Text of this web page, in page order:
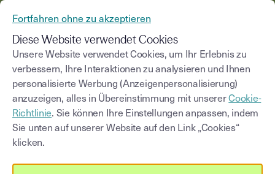
Data Act Addendum
Allgemeine Nutzungs- und
Fortfahren ohne zu akzeptieren
Diese Website verwendet Cookies
Unsere Website verwendet Cookies, um Ihr Erlebnis zu
verbessern, Ihre Interaktionen zu analysieren und Ihnen
personalisierte Werbung (Anzeigenpersonalisierung)
anzuzeigen, alles in Übereinstimmung mit unsererCookie-
Richtlinie. Sie können Ihre Einstellungen anpassen, indem
Sie unten auf unserer Website auf den Link „Cookies“
klicken.